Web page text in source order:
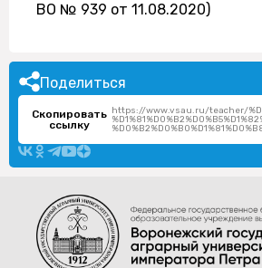
ВО № 939 от 11.08.2020)
Поделиться
Скопировать
ссылку
https://www.vsau.ru/teacher/